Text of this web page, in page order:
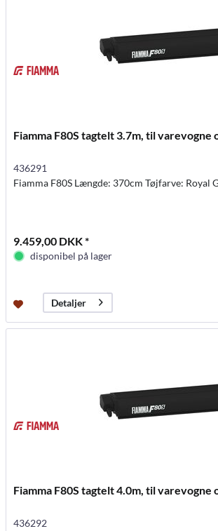
Fiamma F80S tagtelt 3.7m, til varevogne
436291
Fiamma F80S Længde: 370cm Tøjfarve: Royal
9.459,00 DKK *
disponibel på lager
Detaljer
Fiamma F80S tagtelt 4.0m, til varevogne
436292